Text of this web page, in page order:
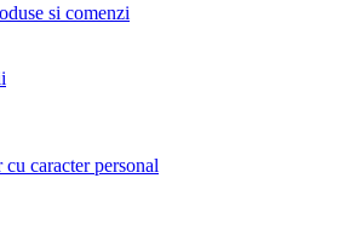
si comenzi
caracter personal